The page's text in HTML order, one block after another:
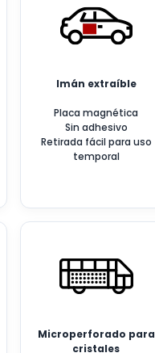
Imán extraíble
Placa magnética
Sin adhesivo
Retirada fácil para uso
temporal
Microperforado para
cristales